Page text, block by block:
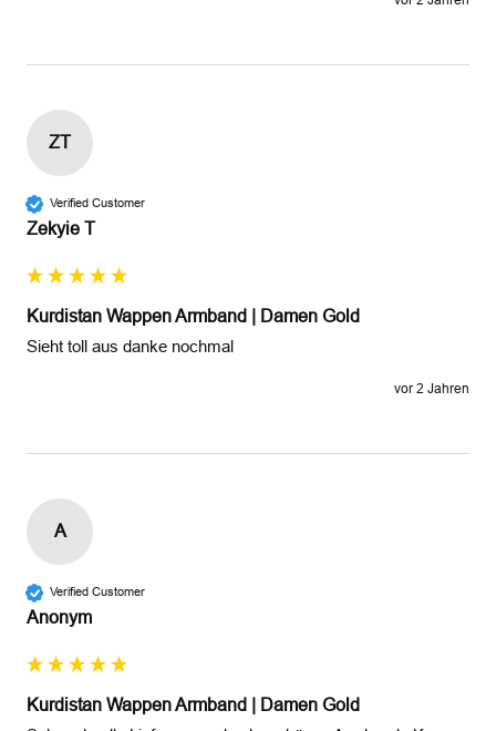
ZT
Verified Customer
Zekyie T
Kurdistan Wappen Armband | Damen Gold
Sieht toll aus danke nochmal
vor 2 Jahren
A
Verified Customer
Anonym
Kurdistan Wappen Armband | Damen Gold